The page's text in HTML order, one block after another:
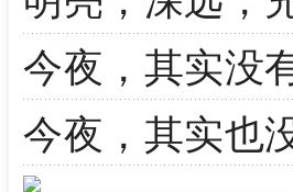
今夜，其实没
今夜，其实也